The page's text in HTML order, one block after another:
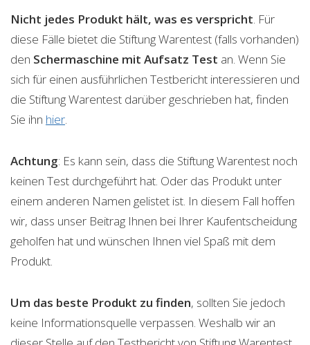
Nicht jedes Produkt hält, was es verspricht. Für
diese Fälle bietet die Stiftung Warentest (falls vorhanden)
den Schermaschine mit Aufsatz Test an. Wenn Sie
sich für einen ausführlichen Testbericht interessieren und
die Stiftung Warentest darüber geschrieben hat, finden
Sie ihn hier.
Achtung: Es kann sein, dass die Stiftung Warentest noch
keinen Test durchgeführt hat. Oder das Produkt unter
einem anderen Namen gelistet ist. In diesem Fall hoffen
wir, dass unser Beitrag Ihnen bei Ihrer Kaufentscheidung
geholfen hat und wünschen Ihnen viel Spaß mit dem
Produkt.
Um das beste Produkt zu finden, sollten Sie jedoch
keine Informationsquelle verpassen. Weshalb wir an